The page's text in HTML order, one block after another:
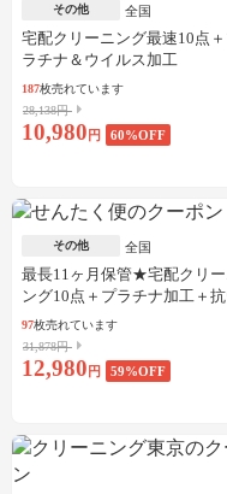
その他 全国
宅配クリーニング最速10点
ラチナ＆ウイルス加工
187枚売れています
28,138円
10,980 円 60%OFF
その他 全国
最長11ヶ月保管★宅配クリー
ング10点＋プラチナ加工＋抗
イルス加工
97枚売れています
31,878円
12,980 円 59%OFF